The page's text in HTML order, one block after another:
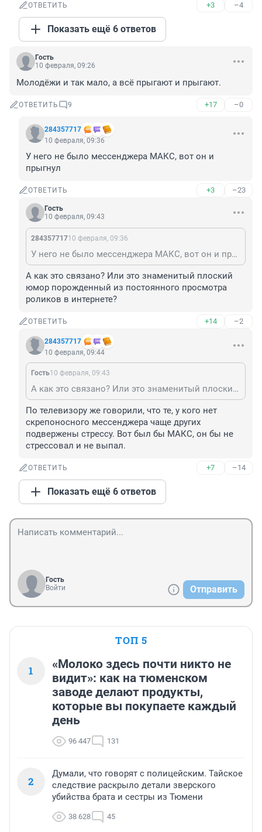
ОТВЕТИТЬ +3 –4
Показать ещё 6 ответов
Гость
10 февраля, 09:26
Молодёжи и так мало, а всё прыгают и прыгают.
ОТВЕТИТЬ 9 +17 –0
284357717
10 февраля, 09:36
У него не было мессенджера МАКС, вот он и
прыгнул
ОТВЕТИТЬ +3 –23
Гость
10 февраля, 09:43
28435771710 февраля, 09:36
У него не было мессенджера МАКС, вот он и прыгнул
А как это связано? Или это знаменитый плоский
юмор порожденный из постоянного просмотра
роликов в интернете?
ОТВЕТИТЬ +14 –2
284357717
10 февраля, 09:44
Гость10 февраля, 09:43
А как это связано? Или это знаменитый плоский юмор порожденный из постоянного просмотра роликов в интернете?
По телевизору же говорили, что те, у кого нет
скрепоносного мессенджера чаще других
подвержены стрессу. Вот был бы МАКС, он бы не
стрессовал и не выпал.
ОТВЕТИТЬ +7 –14
Показать ещё 6 ответов
Гость
Войти
Отправить
ТОП 5
1
«Молоко здесь почти никто не
видит»: как на тюменском
заводе делают продукты,
которые вы покупаете каждый
день
96 447 131
2
Думали, что говорят с полицейским. Тайское
следствие раскрыло детали зверского
убийства брата и сестры из Тюмени
38 628 45